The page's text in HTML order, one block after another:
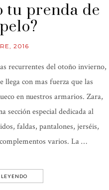
tu prenda de
2016
recurrentes del otoño invierno,
llega con mas fuerza que las
en nuestros armarios. Zara,
sección especial dedicada al
faldas, pantalones, jerséis,
varios. La …